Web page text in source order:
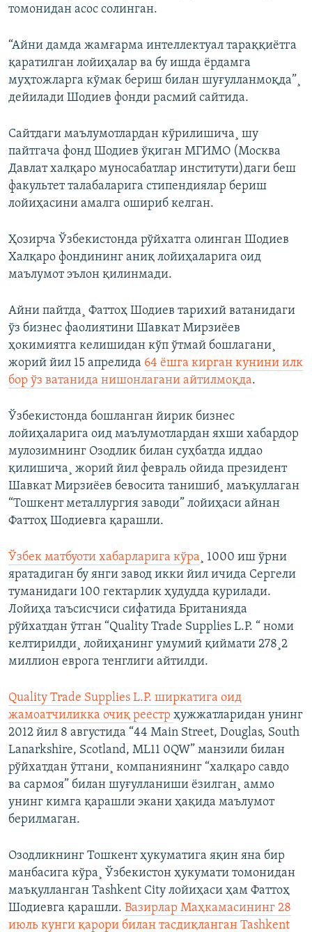
томонидан асос солинган.
“Айни дамда жамғарма интеллектуал тараққиëтга
қаратилган лойиҳалар ва бу ишда ëрдамга
муҳтожларга кўмак бериш билан шуғулланмоқда”¸
дейилади Шодиев фонди расмий сайтида.
Сайтдаги маълумотлардан кўрилишича¸ шу
пайтгача фонд Шодиев ўқиган МГИМО (Москва
Давлат халқаро муносабатлар институти)даги беш
факультет талабаларига стипендиялар бериш
лойиҳасини амалга ошириб келган.
Ҳозирча Ўзбекистонда рўйхатга олинган Шодиев
Халқаро фондининг аниқ лойиҳаларига оид
маълумот эълон қилинмади.
Айни пайтда¸ Фаттоҳ Шодиев тарихий ватанидаги
ўз бизнес фаолиятини Шавкат Мирзиëев
ҳокимиятга келишидан кўп ўтмай бошлагани¸
жорий йил 15 апрелида 64 ëшга кирган кунини илк
бор ўз ватанида нишонлагани айтилмоқда.
Ўзбекистонда бошланган йирик бизнес
лойиҳаларига оид маълумотлардан яхши хабардор
мулозимнинг Озодлик билан суҳбатда иддао
қилишича¸ жорий йил февраль ойида президент
Шавкат Мирзиëев бевосита танишиб¸ маъқуллаган
“Тошкент металлургия заводи” лойиҳаси айнан
Фаттоҳ Шодиевга қарашли.
Ўзбек матбуоти хабарларига кўра¸ 1000 иш ўрни
яратадиган бу янги завод икки йил ичида Сергели
туманидаги 100 гектарлик ҳудудда қурилади.
Лойиҳа таъсисчиси сифатида Британияда
рўйхатдан ўтган “Quality Trade Supplies L.P. “ номи
келтирилди¸ лойиҳанинг умумий қиймати 278¸2
миллион еврога тенглиги айтилди.
Quality Trade Supplies L.P. ширкатига оид
жамоатчиликка очиқ реестр ҳужжатларидан унинг
2012 йил 8 августида “44 Main Street, Douglas, South
Lanarkshire, Scotland, ML11 0QW” манзили билан
рўйхатдан ўтгани¸ компаниянинг “халқаро савдо
ва сармоя” билан шуғулланиши ëзилган¸ аммо
унинг кимга қарашли экани ҳақида маълумот
берилмаган.
Озодликнинг Тошкент ҳукуматига яқин яна бир
манбасига кўра¸ Ўзбекистон ҳукумати томонидан
маъқулланган Tashkent City лойиҳаси ҳам Фаттоҳ
Шодиевга қарашли. Вазирлар Маҳкамасининг 28
июль кунги қарори билан тасдиқланган Tashkent